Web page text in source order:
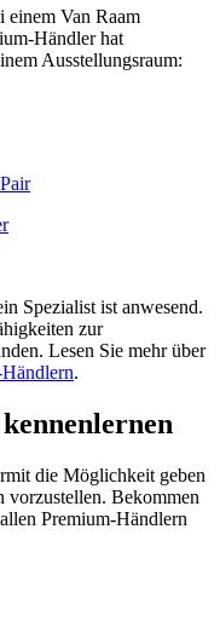
einem Van Raam
Händler hat
Ausstellungsraum:
Spezialist ist anwesend.
zur
Lesen Sie mehr über
.
die Möglichkeit geben
vorzustellen. Bekommen
Premium-Händlern